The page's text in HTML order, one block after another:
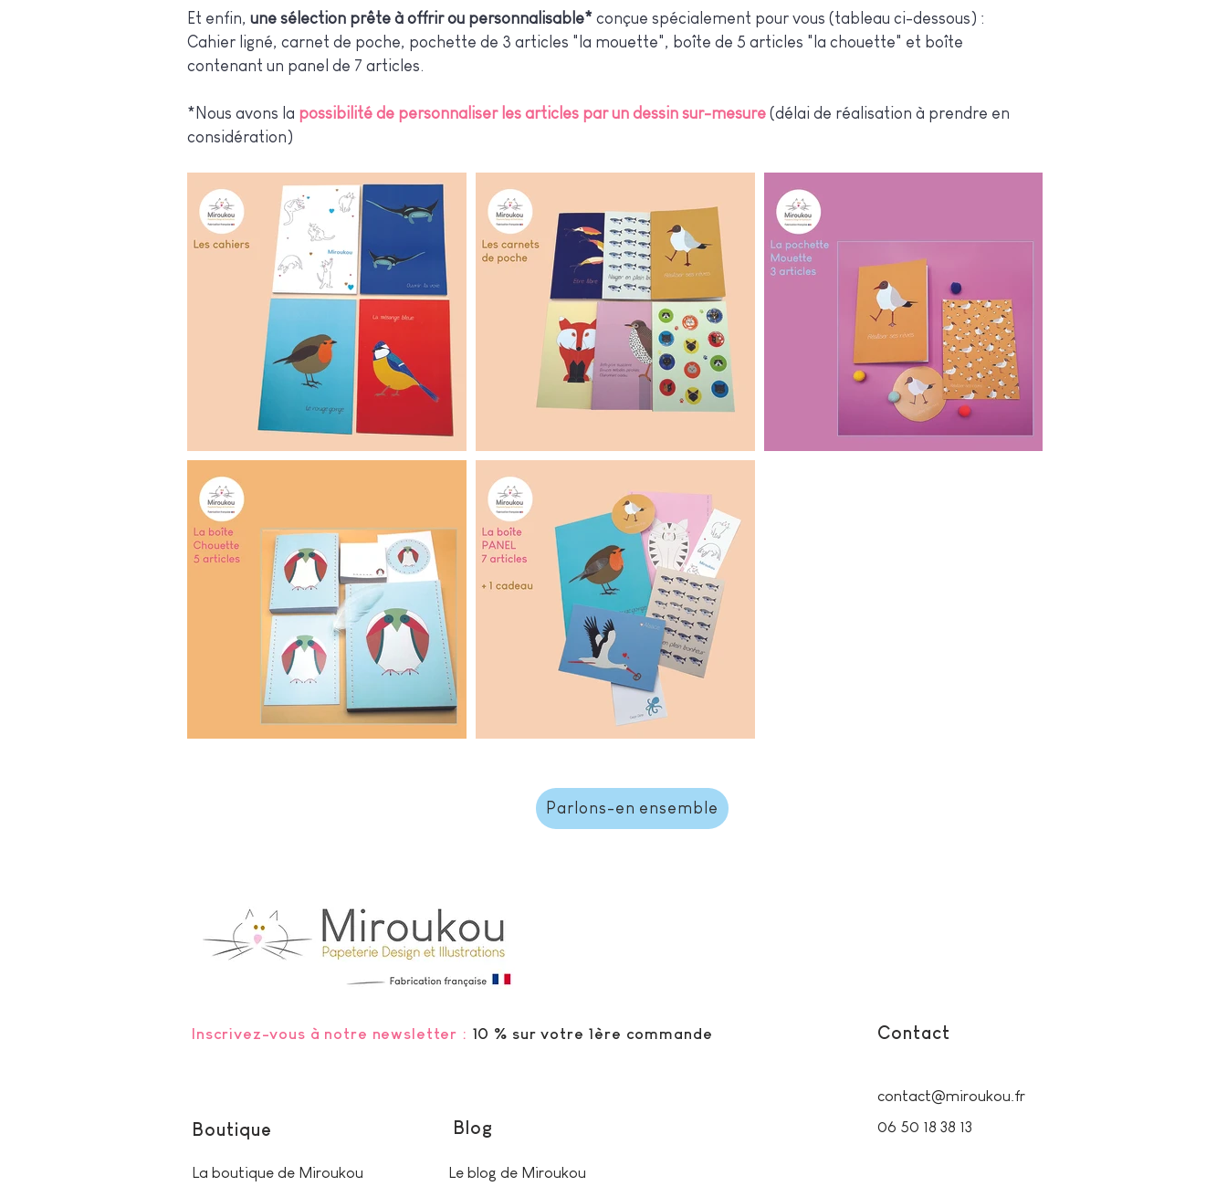
Et enfin, une sélection prête à offrir ou personnalisable* conçue spécialement pour vous (tableau ci-dessous) :
Cahier ligné, carnet de poche, pochette de 3 articles "la mouette", boîte de 5 articles "la chouette" et boîte
contenant un panel de 7 articles.
*Nous avons la possibilité de personnaliser les articles par un dessin sur-mesure (délai de réalisation à prendre en
considération)
Parlons-en ensemble
Inscrivez-vous à notre newsletter : 10 % sur votre 1ère commande Contact
contact@miroukou.fr
Boutique
La boutique de Miroukou
Blog
Le blog de Miroukou
06 50 18 38 13